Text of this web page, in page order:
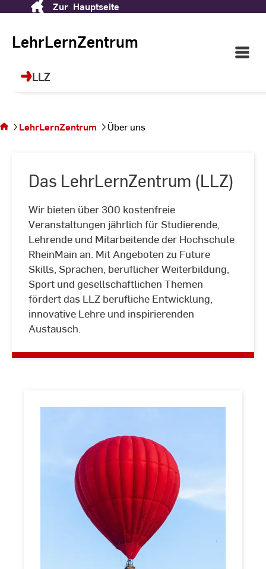
Content
Zur Hauptseite
LehrLernZentrum
LLZ
Open
Main
LehrLernZentrum (LLZ)
und berufliche Weiterbildung!
der
LehrLernZentrum Über uns
Das LehrLernZentrum (LLZ)
Wir bieten über 300 kostenfreie
Veranstaltungen jährlich für Studierende,
Lehrende und Mitarbeitende der Hochschule
RheinMain an. Mit Angeboten zu Future
Skills, Sprachen, beruflicher Weiterbildung,
Sport und gesellschaftlichen Themen
fördert das LLZ berufliche Entwicklung,
innovative Lehre und inspirierenden
Austausch.
Das
LehrLernZentrum
(LLZ)
LLZ